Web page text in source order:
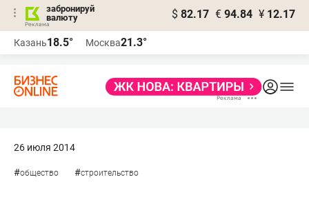
забронируй
валюту
$ 82.17 € 94.84 ¥ 12.17
Казань18.5° Москва21.3°
26 июля 2014
#общество #строительство